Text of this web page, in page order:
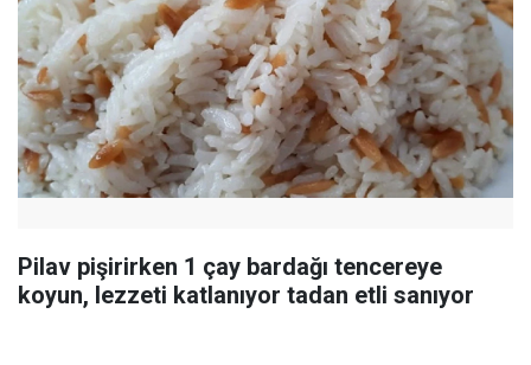
Pilav pişirirken 1 çay bardağı tencereye
koyun, lezzeti katlanıyor tadan etli sanıyor